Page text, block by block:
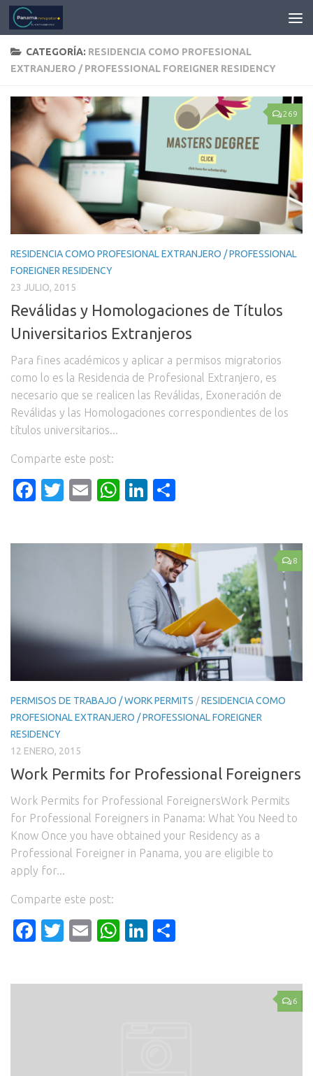
CATEGORÍA: RESIDENCIA COMO PROFESIONAL
EXTRANJERO / PROFESSIONAL FOREIGNER RESIDENCY
269
RESIDENCIA COMO PROFESIONAL EXTRANJERO / PROFESSIONAL
FOREIGNER RESIDENCY
23 JULIO, 2015
Reválidas y Homologaciones de Títulos
Universitarios Extranjeros
Para fines académicos y aplicar a permisos migratorios
como lo es la Residencia de Profesional Extranjero, es
necesario que se realicen las Reválidas, Exoneración de
Reválidas y las Homologaciones correspondientes de los
títulos universitarios...
Comparte este post:
Facebook
Twitter
EmailWhatsApp
LinkedIn
8
PERMISOS DE TRABAJO / WORK PERMITS /RESIDENCIA COMO
PROFESIONAL EXTRANJERO / PROFESSIONAL FOREIGNER
RESIDENCY
12 ENERO, 2015
Work Permits for Professional Foreigners
Work Permits for Professional ForeignersWork Permits
for Professional Foreigners in Panama: What You Need to
Know Once you have obtained your Residency as a
Professional Foreigner in Panama, you are eligible to
apply for...
Comparte este post:
Facebook
Twitter
EmailWhatsApp
LinkedIn
6